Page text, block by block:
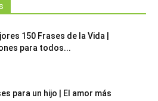
150 Frases de la Vida |
para todos...
para un hijo | El amor más